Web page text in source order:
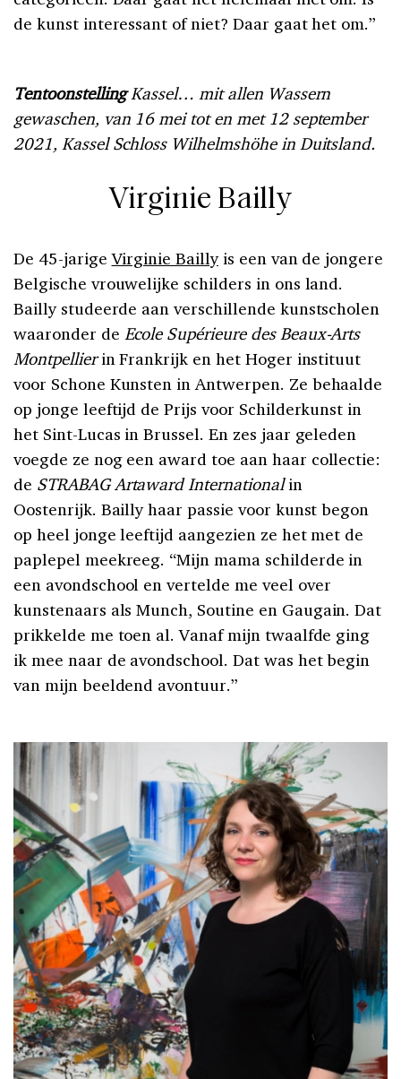
de kunst interessant of niet? Daar gaat het om.”
TentoonstellingKassel… mit allen Wassern
gewaschen, van 16 mei tot en met 12 september
2021, Kassel Schloss Wilhelmshöhe in Duitsland.
Virginie Bailly
De 45-jarigeVirginie Baillyis een van de jongere
Belgische vrouwelijke schilders in ons land.
Bailly studeerde aan verschillende kunstscholen
waaronder de Ecole Supérieure des Beaux-Arts
Montpellierin Frankrijk en het Hoger instituut
voor Schone Kunsten in Antwerpen. Ze behaalde
op jonge leeftijd de Prijs voor Schilderkunst in
het Sint-Lucas in Brussel. En zes jaar geleden
voegde ze nog een award toe aan haar collectie:
de STRABAG Artaward Internationalin
Oostenrijk. Bailly haar passie voor kunst begon
op heel jonge leeftijd aangezien ze het met de
paplepel meekreeg. “Mijn mama schilderde in
een avondschool en vertelde me veel over
kunstenaars als Munch, Soutine en Gaugain. Dat
prikkelde me toen al. Vanaf mijn twaalfde ging
ik mee naar de avondschool. Dat was het begin
van mijn beeldend avontuur.”